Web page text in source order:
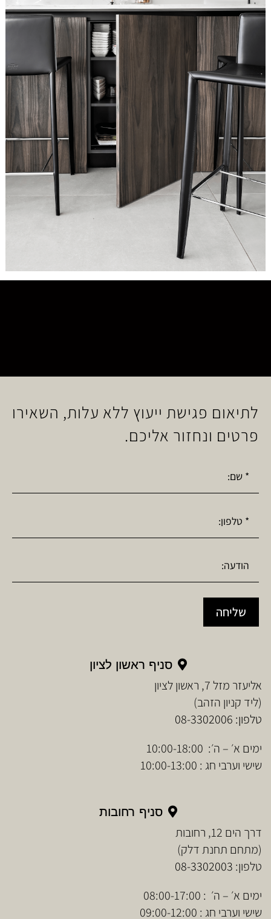
לתיאום פגישת ייעוץ ללא עלות, השאירו
פרטים ונחזור אליכם.
שליחה
סניף ראשון לציון
אליעזר מזל 7, ראשון לציון
(ליד קניון הזהב)
טלפון: 08-3302006
ימים א׳ – ה׳: 10:00-18:00
שישי וערבי חג : 10:00-13:00
סניף רחובות
דרך הים 12, רחובות
(מתחם תחנת דלק)
טלפון: 08-3302003
ימים א׳ – ה׳ : 08:00-17:00
שישי וערבי חג : 09:00-12:00